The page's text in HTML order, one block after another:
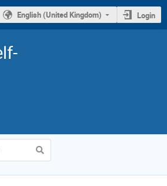
English (United Kingdom) Login